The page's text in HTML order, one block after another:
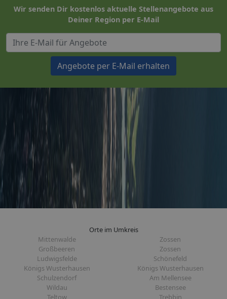
Wir senden Dir kostenlos aktuelle Stellenangebote aus
Deiner Region per E-Mail
Angebote per E-Mail erhalten
Orte im Umkreis
Mittenwalde
Zossen
Großbeeren
Zossen
Ludwigsfelde
Schönefeld
Königs Wusterhausen
Königs Wusterhausen
Schulzendorf
Am Mellensee
Wildau
Bestensee